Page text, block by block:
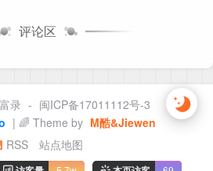
评论区
富录 - 闽ICP备17011112号-3
| 🌈 Theme by M酷&Jiewen
RSS
站点地图